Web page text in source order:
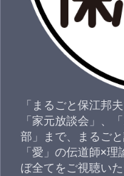
「まるごと保江邦
「家元放談会」、
部」まで、まるご
「愛」の伝道師×
ぼ全てをご視聴い